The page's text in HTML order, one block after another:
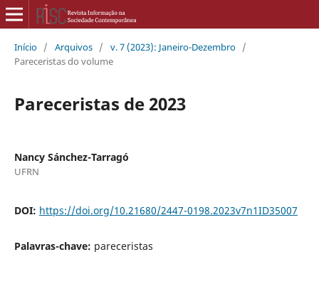
Início / Arquivos / v. 7 (2023): Janeiro-Dezembro /
Pareceristas do volume
Pareceristas de 2023
Nancy Sánchez-Tarragó
UFRN
DOI: https://doi.org/10.21680/2447-0198.2023v7n1ID35007
Palavras-chave: pareceristas